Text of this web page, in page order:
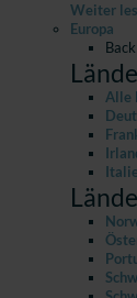
Weiter
Europa
Back
Alle